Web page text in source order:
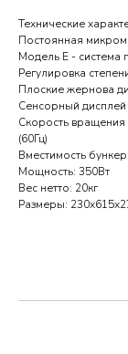
Технические
Постоянная
Модель Е - система
Регулировка
Плоские жернова
Сенсорный дисплей
Скорость
(60Гц)
Вместимость
Мощность: 350Вт
Вес нетто: 20кг
Размеры: